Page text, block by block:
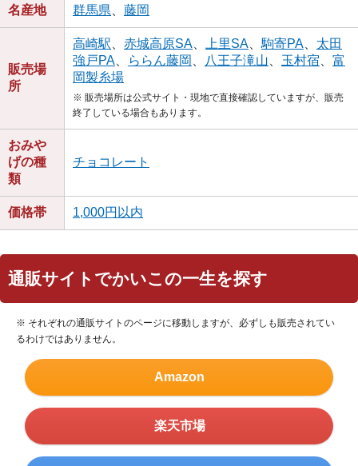
名産地 群馬県 藤岡
販売場
所
高崎駅 赤城高原SA 上里SA 駒寄PA
太田
強戸PA
ららん藤岡 八王子滝山 玉村宿
富
岡製糸場
※ 販売場所は公式サイト・現地で直接確認していますが、販売
終了している場合もあります。
おみや
げの種
類
チョコレート
価格帯 1,000円以内
通販サイトでかいこの一生を探す
※ それぞれの通販サイトのページに移動しますが、必ずしも販売されてい
るわけではありません。
Amazon
楽天市場